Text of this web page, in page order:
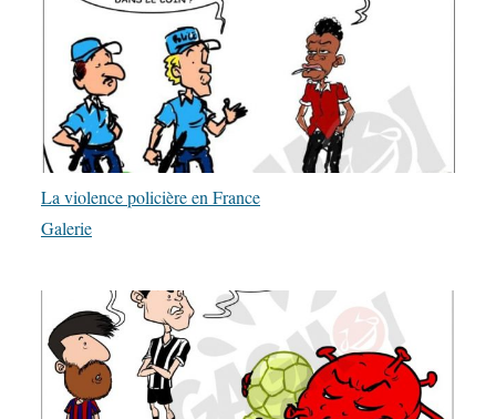
La violence policière en France
Galerie